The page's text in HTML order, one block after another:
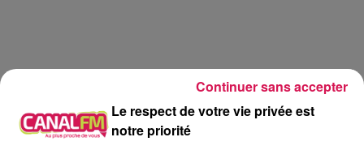
Le respect de votre vie privée est
notre priorité
Continuer sans accepter